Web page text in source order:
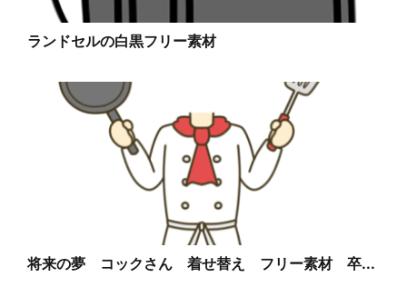
ランドセルの白黒フリー素材
将来の夢 コックさん 着せ替え フリー素材 卒...